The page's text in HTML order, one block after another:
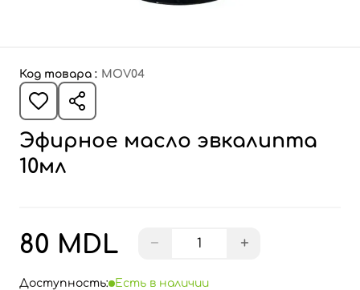
Код товара : MOV04
Эфирное масло эвкалипта
10мл
80 MDL − +
Доступность: Есть в наличии